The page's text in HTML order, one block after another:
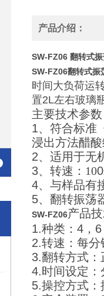
产品介绍：
SW-FZ06 翻转式
SW-FZ06翻转式振
时间大负荷运
置2L左右玻璃
主要技术参
1、符合标准
浸出方法醋
2、适用于无
3、转速：10
4、与样品有
5、翻转振荡
SW-FZ06产品
1.种类： 4 ， 6
2.转速：每分
3.翻转方式：
4.时间设定
5.操控方式：